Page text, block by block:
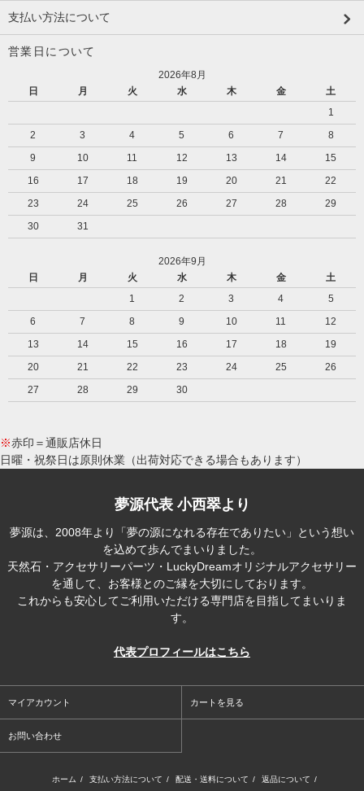
支払い方法について
営業日について
2026年8月
日
月 火 水 木 金
土
1
2
3 4 5 6 7
8
9
10 11 12 13 14
15
16
17 18 19 20 21
22
23
24 25 26 27 28
29
30
31
2026年9月
日
月 火 水 木 金
土
1
2 3 4
5
6
7 8 9 10 11
12
13
14 15 16 17 18
19
20
21 22 23 24 25
26
27
28 29 30
※赤印＝通販店休日
日曜・祝祭日は原則休業（出荷対応できる場合もあります）
夢源代表 小西翠より
夢源は、2008年より「夢の源になれる存在でありたい」という想い
を込めて歩んでまいりました。
天然石・アクセサリーパーツ・LuckyDreamオリジナルアクセサリー
を通して、お客様とのご縁を大切にしております。
これからも安心してご利用いただける専門店を目指してまいりま
す。
代表プロフィールはこちら
マイアカウント カートを見る
お問い合わせ
ホーム / 支払い方法について / 配送・送料について / 返品について /